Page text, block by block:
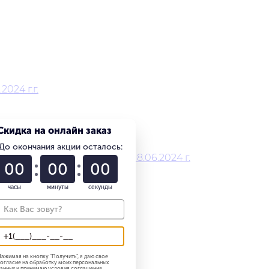
г.г.
работника 18.06.2024 г.
на онлайн заказ
окончания акции осталось:
01
часы
22
минуты
58
секунды
на кнопку "Получить", я даю свое
на обработку моих персональных